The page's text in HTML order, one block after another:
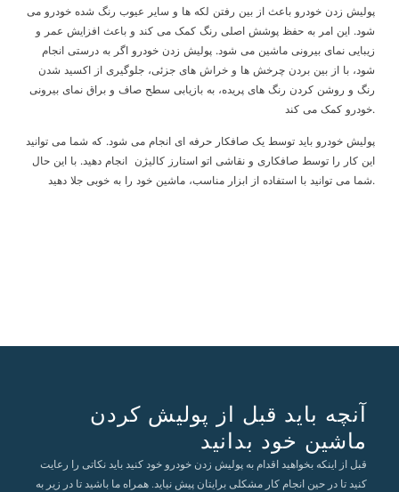
پولیش زدن خودرو باعث از بین رفتن لکه ها و سایر عیوب رنگ شده خودرو می
شود. این امر به حفظ پوشش اصلی رنگ کمک می کند و باعث افزایش عمر و
زیبایی نمای بیرونی ماشین می شود. پولیش زدن خودرو اگر به درستی انجام
شود، با از بین بردن چرخش ها و خراش های جزئی، جلوگیری از اکسید شدن
رنگ و روشن کردن رنگ های پریده، به بازیابی سطح صاف و براق نمای بیرونی
خودرو کمک می کند.
پولیش خودرو باید توسط یک صافکار حرفه ای انجام می شود. که شما می توانید
این کار را توسط صافکاری و نقاشی اتو استارز کالیژن انجام دهید. با این حال
شما می توانید با استفاده از ابزار مناسب، ماشین خود را به خوبی جلا دهید.
آنچه باید قبل از پولیش کردن
ماشین خود بدانید
قبل از اینکه بخواهید اقدام به پولیش زدن خودرو خود کنید باید نکاتی را رعایت
کنید تا در حین انجام کار مشکلی برایتان پیش نیاید. همراه ما باشید تا در زیر به